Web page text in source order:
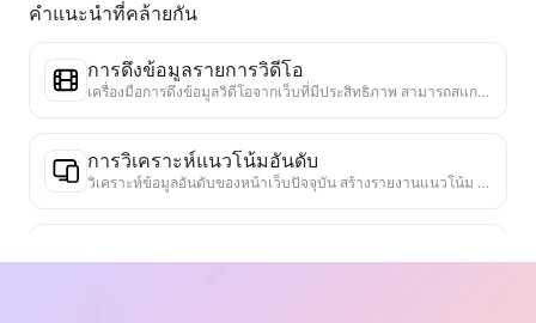
คำแนะนำที่คล้ายกัน
การดึงข้อมูลรายการวิดีโอ
เครื่องมือการดึงข้อมูลวิดีโอจากเว็บที่มีประสิทธิภาพ สามารถสแกนเว็บได้อย่างรวดเร็วและจัดระเบียบข้อมูลวิดีโอเป็นตาราง Markdown ที่มีโครงสร้าง
การวิเคราะห์แนวโน้มอันดับ
วิเคราะห์ข้อมูลอันดับของหน้าเว็บปัจจุบัน สร้างรายงานแนวโน้ม ระบุหมวดหมู่ที่ได้รับความนิยม ประเภทผลิตภัณฑ์ที่กำลังเติบโตอย่างรวดเร็ว และเทคโนโลยีใหม่ ๆ ให้ข้อมูลเชิงลึกเกี่ยวกับตลาดทันที ช่วยให้คุณเข้าใจแนวโน้มผลิตภัณฑ์ล่าสุดและทิศทางของตลาด